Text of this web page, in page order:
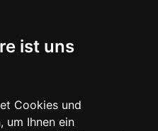
ist uns
Cookies und
um Ihnen ein